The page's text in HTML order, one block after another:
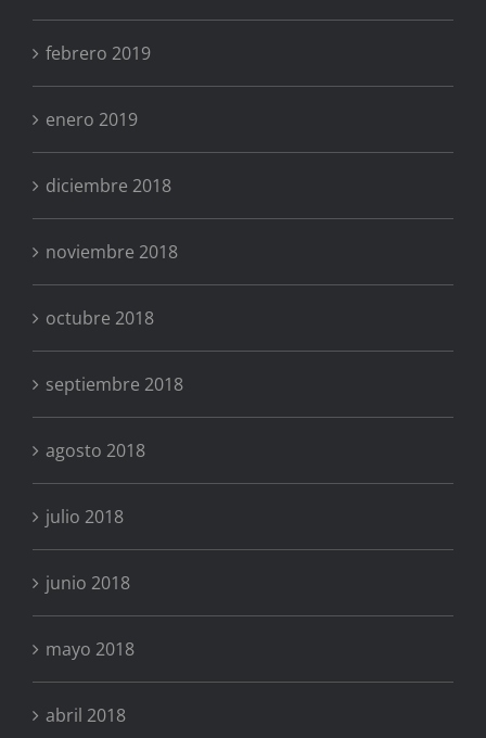
febrero 2019
enero 2019
diciembre 2018
noviembre 2018
octubre 2018
septiembre 2018
agosto 2018
julio 2018
junio 2018
mayo 2018
abril 2018